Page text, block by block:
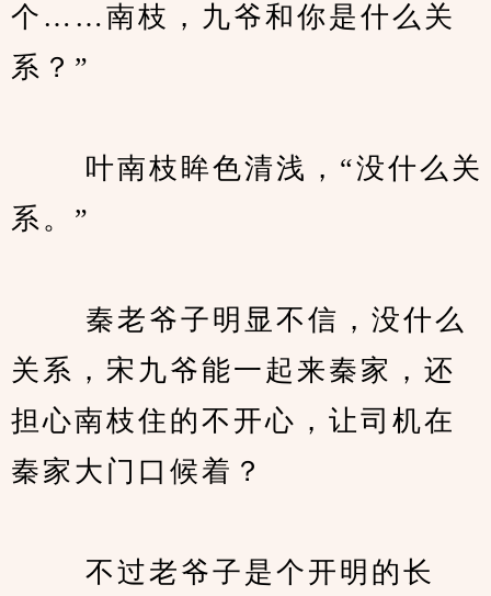
个……南枝，九爷和你是什么关
系？”
叶南枝眸色清浅，“没什么关
系。”
秦老爷子明显不信，没什么
关系，宋九爷能一起来秦家，还
担心南枝住的不开心，让司机在
秦家大门口候着？
不过老爷子是个开明的长